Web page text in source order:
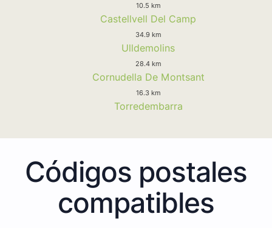
10.5 km
Castellvell Del Camp
34.9 km
Ulldemolins
28.4 km
Cornudella De Montsant
16.3 km
Torredembarra
Códigos postales
compatibles